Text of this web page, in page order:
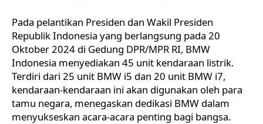
Pada pelantikan Presiden dan Wakil Presiden
Republik Indonesia yang berlangsung pada 20
Oktober 2024 di Gedung DPR/MPR RI, BMW
Indonesia menyediakan 45 unit kendaraan listrik.
Terdiri dari 25 unit BMW i5 dan 20 unit BMW i7,
kendaraan-kendaraan ini akan digunakan oleh para
tamu negara, menegaskan dedikasi BMW dalam
menyukseskan acara-acara penting bagi bangsa.